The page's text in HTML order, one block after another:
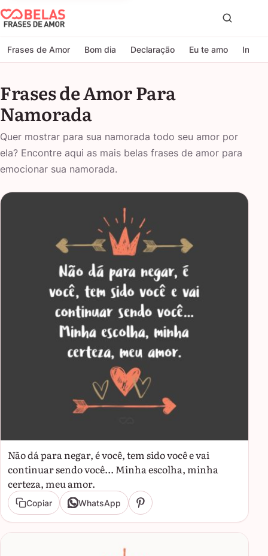
Belas Frases de Amor
Frases de Amor Bom dia Declaração Eu te amo
Frases de Amor Para
Namorada
Quer mostrar para sua namorada todo seu amor por
ela? Encontre aqui as mais belas frases de amor para
emocionar sua namorada.
Não dá para negar, é você, tem sido você e vai
continuar sendo você... Minha escolha, minha
certeza, meu amor.
Copiar WhatsApp